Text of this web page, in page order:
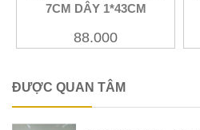
43*22.5*3/ BO- 4824
78.000
ĐƯỢC QUAN TÂM